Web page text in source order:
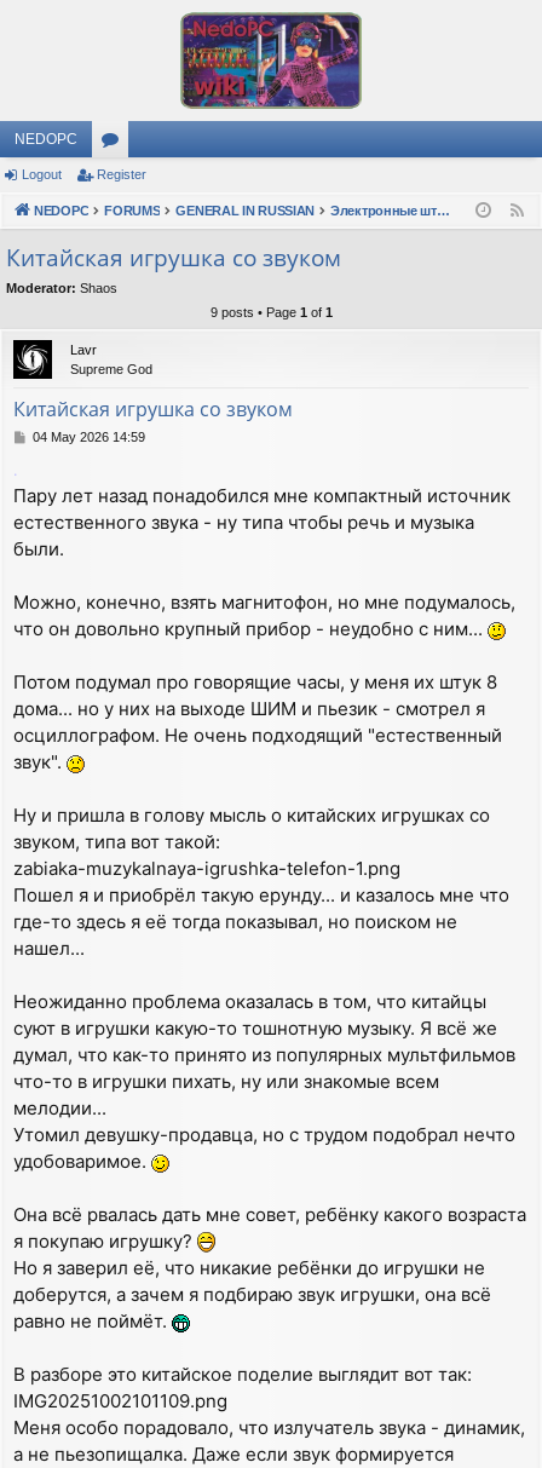
NEDOPC
or
u
s
Logout Register
NEDOPC FORUMS GENERAL IN RUSSIAN Электронные штучки
Китайская игрушка со звуком
Moderator: Shaos
9 posts • Page 1 of 1
Lavr
Supreme God
Китайская игрушка со звуком
P
t
04 May 2026 14:59
.
Пару лет назад понадобился мне компактный источник
естественного звука - ну типа чтобы речь и музыка
были.
Можно, конечно, взять магнитофон, но мне подумалось,
что он довольно крупный прибор - неудобно с ним...
Потом подумал про говорящие часы, у меня их штук 8
дома... но у них на выходе ШИМ и пьезик - смотрел я
осциллографом. Не очень подходящий "естественный
звук".
Ну и пришла в голову мысль о китайских игрушках со
звуком, типа вот такой:
zabiaka-muzykalnaya-igrushka-telefon-1.png
Пошел я и приобрёл такую ерунду... и казалось мне что
где-то здесь я её тогда показывал, но поиском не
нашел...
Неожиданно проблема оказалась в том, что китайцы
суют в игрушки какую-то тошнотную музыку. Я всё же
думал, что как-то принято из популярных мультфильмов
что-то в игрушки пихать, ну или знакомые всем
мелодии...
Утомил девушку-продавца, но с трудом подобрал нечто
удобоваримое.
Она всё рвалась дать мне совет, ребёнку какого возраста
я покупаю игрушку?
Но я заверил её, что никакие ребёнки до игрушки не
доберутся, а зачем я подбираю звук игрушки, она всё
равно не поймёт.
В разборе это китайское поделие выглядит вот так:
IMG20251002101109.png
Меня особо порадовало, что излучатель звука - динамик,
а не пьезопищалка. Даже если звук формируется